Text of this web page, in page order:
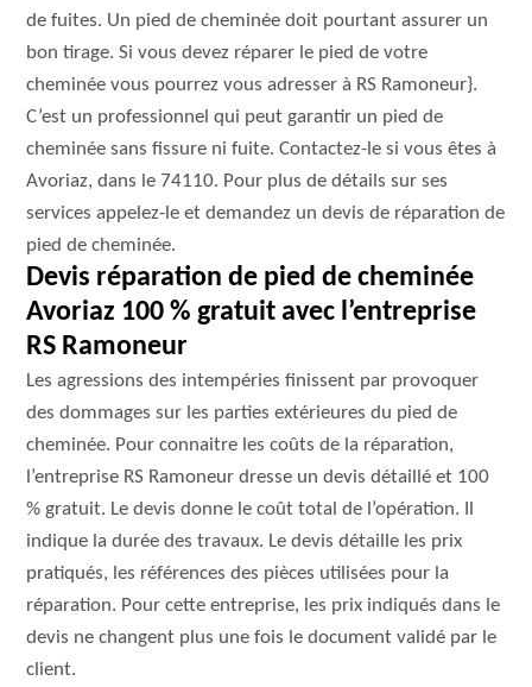
de fuites. Un pied de cheminée doit pourtant assurer un
bon tirage. Si vous devez réparer le pied de votre
cheminée vous pourrez vous adresser à RS Ramoneur}.
C’est un professionnel qui peut garantir un pied de
cheminée sans fissure ni fuite. Contactez-le si vous êtes à
Avoriaz, dans le 74110. Pour plus de détails sur ses
services appelez-le et demandez un devis de réparation de
pied de cheminée.
Devis réparation de pied de cheminée
Avoriaz 100 % gratuit avec l’entreprise
RS Ramoneur
Les agressions des intempéries finissent par provoquer
des dommages sur les parties extérieures du pied de
cheminée. Pour connaitre les coûts de la réparation,
l’entreprise RS Ramoneur dresse un devis détaillé et 100
% gratuit. Le devis donne le coût total de l’opération. Il
indique la durée des travaux. Le devis détaille les prix
pratiqués, les références des pièces utilisées pour la
réparation. Pour cette entreprise, les prix indiqués dans le
devis ne changent plus une fois le document validé par le
client.